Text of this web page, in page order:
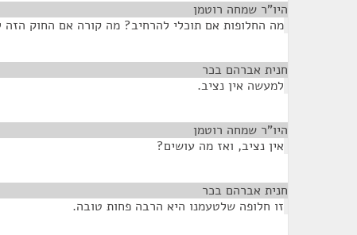
היו"ר שמחה רוטמן
מה החלופות אם תוכלי להרחיב? מה קורה אם החוק הזה
חנית אברהם בכר
למעשה אין נציב.
היו"ר שמחה רוטמן
אין נציב, ואז מה עושים?
חנית אברהם בכר
זו חלופה שלטעמנו היא הרבה פחות טובה.